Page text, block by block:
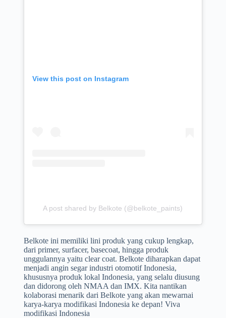
View this post on Instagram
A post shared by Belkote (@belkote_paints)
Belkote ini memiliki lini produk yang cukup lengkap,
dari primer, surfacer, basecoat, hingga produk
unggulannya yaitu clear coat. Belkote diharapkan dapat
menjadi angin segar industri otomotif Indonesia,
khususnya produk lokal Indonesia, yang selalu diusung
dan didorong oleh NMAA dan IMX. Kita nantikan
kolaborasi menarik dari Belkote yang akan mewarnai
karya-karya modifikasi Indonesia ke depan! Viva
modifikasi Indonesia